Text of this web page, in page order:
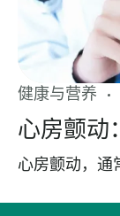
健康与营养
心房颤动
心房颤动，通